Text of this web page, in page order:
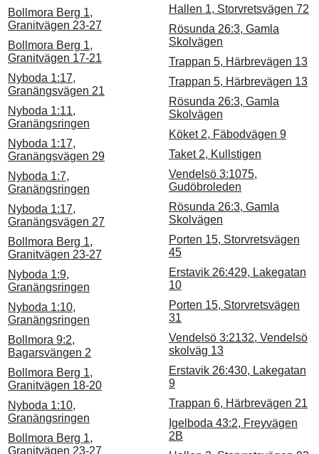
Bollmora Berg 1,
Granitvägen 23-27
Bollmora Berg 1,
Granitvägen 17-21
Nyboda 1:17,
Granängsvägen 21
Nyboda 1:11,
Granängsringen
Nyboda 1:17,
Granängsvägen 29
Nyboda 1:7,
Granängsringen
Nyboda 1:17,
Granängsvägen 27
Bollmora Berg 1,
Granitvägen 23-27
Nyboda 1:9,
Granängsringen
Nyboda 1:10,
Granängsringen
Bollmora 9:2,
Bagarsvängen 2
Bollmora Berg 1,
Granitvägen 18-20
Nyboda 1:10,
Granängsringen
Bollmora Berg 1,
Granitvägen 23-27
Hallen 1, Storvretsvägen 72
Rösunda 26:3, Gamla
Skolvägen
Trappan 5, Härbrevägen 13
Trappan 5, Härbrevägen 13
Rösunda 26:3, Gamla
Skolvägen
Köket 2, Fäbodvägen 9
Taket 2, Kullstigen
Vendelsö 3:1075,
Gudöbroleden
Rösunda 26:3, Gamla
Skolvägen
Porten 15, Storvretsvägen
45
Erstavik 26:429, Lakegatan
10
Porten 15, Storvretsvägen
31
Vendelsö 3:2132, Vendelsö
skolväg 13
Erstavik 26:430, Lakegatan
9
Trappan 6, Härbrevägen 21
Igelboda 43:2, Freyvägen
2B